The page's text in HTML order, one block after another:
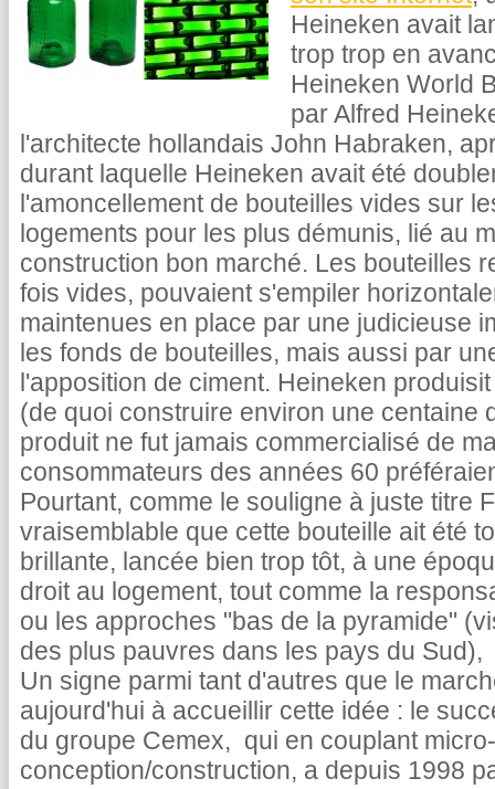
Heineken avait
trop trop en
Heineken World
par Alfred
l'architecte hollandais John Habraken,
durant laquelle Heineken avait été
l'amoncellement de bouteilles vides sur
logements pour les plus démunis, lié au
construction bon marché. Les bouteilles
fois vides, pouvaient s'empiler
maintenues en place par une judicieuse
les fonds de bouteilles, mais aussi par
l'apposition de ciment. Heineken
(de quoi construire environ une centaine
produit ne fut jamais commercialisé de
consommateurs des années 60
Pourtant, comme le souligne à juste titre
vraisemblable que cette bouteille ait été
brillante, lancée bien trop tôt, à une
droit au logement, tout comme la
ou les approches "bas de la pyramide"
des plus pauvres dans les pays du
Un signe parmi tant d'autres que le
aujourd'hui à accueillir cette idée : le
du groupe Cemex, qui en couplant
conception/construction, a depuis 1998